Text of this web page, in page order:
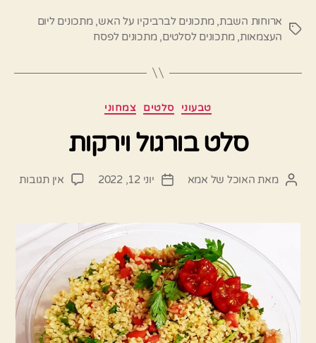
תגיות
ארוחות השבת ,מתכונים לברביקיו על האש ,מתכונים ליום
העצמאות ,מתכונים לסלטים ,מתכונים לפסח
קטגוריות טבעוני סלטים צמחוני
סלט בורגול וירקות
המחבר
מאת האוכל של אמא
תאריך
יוני 12, 2022 אין תגובותעל